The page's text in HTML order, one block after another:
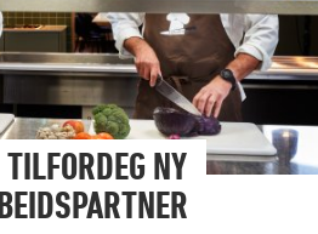
NY